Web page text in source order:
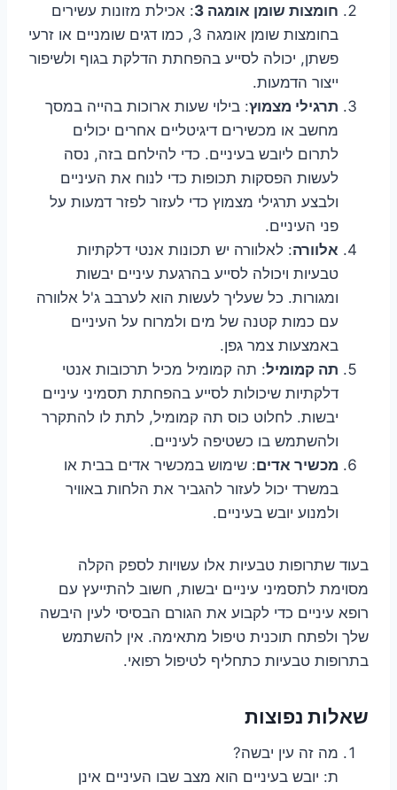
חומצות שומן אומגה 3
: אכילת מזונות עשירים
בחומצות שומן אומגה 3, כמו דגים שומניים או זרעי
פשתן, יכולה לסייע בהפחתת הדלקת בגוף ולשיפור
ייצור הדמעות.
תרגילי מצמוץ: בילוי שעות ארוכות בהייה במסך
מחשב או מכשירים דיגיטליים אחרים יכולים
לתרום ליובש בעיניים. כדי להילחם בזה, נסה
לעשות הפסקות תכופות כדי לנוח את העיניים
ולבצע תרגילי מצמוץ כדי לעזור לפזר דמעות על
פני העיניים.
אלוורה: לאלוורה יש תכונות אנטי דלקתיות
טבעיות ויכולה לסייע בהרגעת עיניים יבשות
ומגורות. כל שעליך לעשות הוא לערבב ג'ל אלוורה
עם כמות קטנה של מים ולמרוח על העיניים
באמצעות צמר גפן.
תה קמומיל: תה קמומיל מכיל תרכובות אנטי
דלקתיות שיכולות לסייע בהפחתת תסמיני עיניים
יבשות. לחלוט כוס תה קמומיל, לתת לו להתקרר
ולהשתמש בו כשטיפה לעיניים.
מכשיר אדים: שימוש במכשיר אדים בבית או
במשרד יכול לעזור להגביר את הלחות באוויר
ולמנוע יובש בעיניים.
בעוד שתרופות טבעיות אלו עשויות לספק הקלה
מסוימת לתסמיני עיניים יבשות, חשוב להתייעץ עם
רופא עיניים כדי לקבוע את הגורם הבסיסי לעין היבשה
שלך ולפתח תוכנית טיפול מתאימה. אין להשתמש
בתרופות טבעיות כתחליף לטיפול רפואי.
שאלות נפוצות
מה זה עין יבשה?
ת: יובש בעיניים הוא מצב שבו העיניים אינן